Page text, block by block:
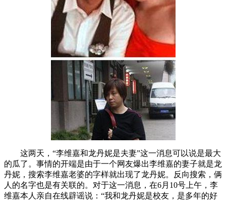
这两天，“李维嘉和龙丹妮是夫妻”这一消息可以说是最大
的瓜了。事情的开端是由于一个网友爆出李维嘉的妻子就是龙
丹妮，搜索李维嘉老婆的字样就出现了龙丹妮。反向搜索，俩
人的名字也是有关联的。对于这一消息，在6月10号上午，李
维嘉本人亲自在线辟谣说：“我和龙丹妮是校友，是多年的好